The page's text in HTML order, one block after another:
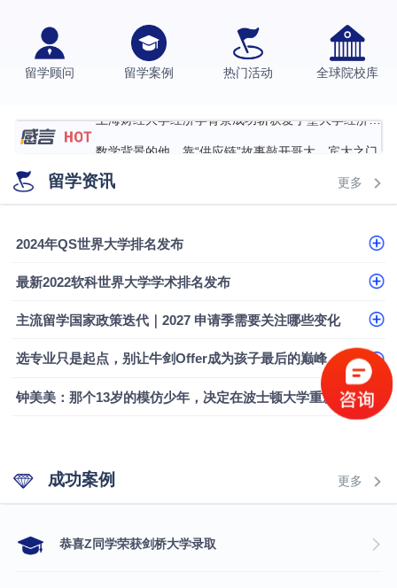
留学顾问 留学案例 热门活动 全球院校库
伯明翰大学数字媒体与创意产业硕士录取案例
西南财经大学投资学背景，成功斩获英国名校多份
硕士录取
数学背景的他，靠“供应链”故事敲开哥大、宾大之门
专科逆袭伦敦大学学院UCL录取案例解析
香港浸会大学伦理与公共事务硕士录取
从上海财大2+2到谢菲尔德：低均分逆袭QS百强金
融会计硕士实录
​恭喜Z同学荣获剑桥大学录取
留学资讯 更多
2024年QS世界大学排名发布
最新2022软科世界大学学术排名发布
主流留学国家政策迭代｜2027 申请季需要关注哪些变化
选专业只是起点，别让牛剑Offer成为孩子最后的巅峰
钟美美：那个13岁的模仿少年，决定在波士顿大学重新定义自己
成功案例 更多
​恭喜Z同学荣获剑桥大学录取